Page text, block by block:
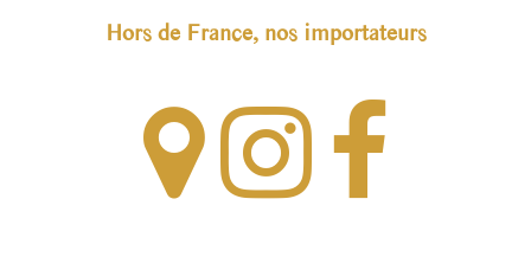
Hors de France, nos importateurs